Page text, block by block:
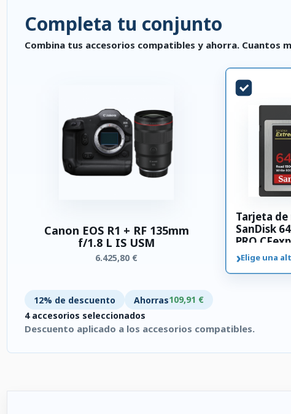
Completa tu conjunto
Combina tus accesorios compatibles y ahorra. Cuantos
Canon EOS R1 + RF 135mm
f/1.8 L IS USM
6.425,80 €
Tarjeta
SanDisk
PRO
›Elige una
12% de descuento Ahorras109,91 €
4 accesorios seleccionados
Descuento aplicado a los accesorios compatibles.